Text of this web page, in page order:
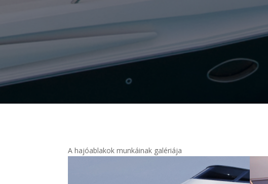
A hajóablakok munkáinak galériája